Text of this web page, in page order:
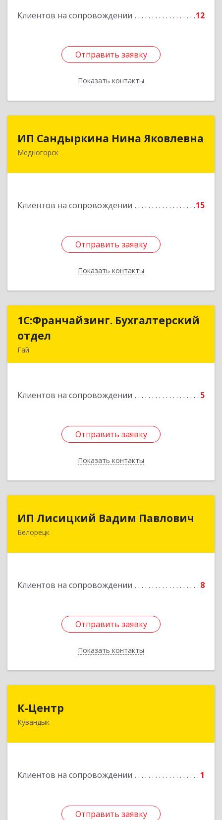
Клиентов на сопровождении 12
Отправить заявку
Показать контакты
Отправить заявку
Назад
ИП Сандыркина Нина Яковлевна
Медногорск
Клиентов на сопровождении 15
Отправить заявку
Показать контакты
462270, Оренбургская обл, Медногорск г,
Отправить заявку
Назад
1С:Франчайзинг. Бухгалтерский
отдел
Гай
Клиентов на сопровождении 5
Отправить заявку
Показать контакты
1С:Франчайзинг. Бухгалтерский
Подробнее
Отправить заявку
Назад
ИП Лисицкий Вадим Павлович
Белорецк
Клиентов на сопровождении 8
Отправить заявку
Показать контакты
ИП Лисицкий Вадим Павлович
453501, Башкортостан Респ, Белорецк г,
Отправить заявку
Назад
К-Центр
Кувандык
Клиентов на сопровождении 1
Отправить заявку
462243, Оренбургская обл, Кувандыкский р-н,
Отправить заявку